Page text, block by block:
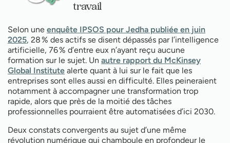
Selon une enquête IPSOS pour Jedha publiée en juin
2025, 28 % des actifs se disent dépassés par l’intelligence
artificielle, 76 % d’entre eux n’ayant reçu aucune
formation sur le sujet. Un autre rapport du McKinsey
Global Institute alerte quant à lui sur le fait que les
entreprises sont elles aussi en difficulté. Elles peineraient
notamment à accompagner une transformation trop
rapide, alors que près de la moitié des tâches
professionnelles pourraient être automatisées d’ici 2030.
Deux constats convergents au sujet d’une même
révolution numérique qui chamboule en profondeur le
travail